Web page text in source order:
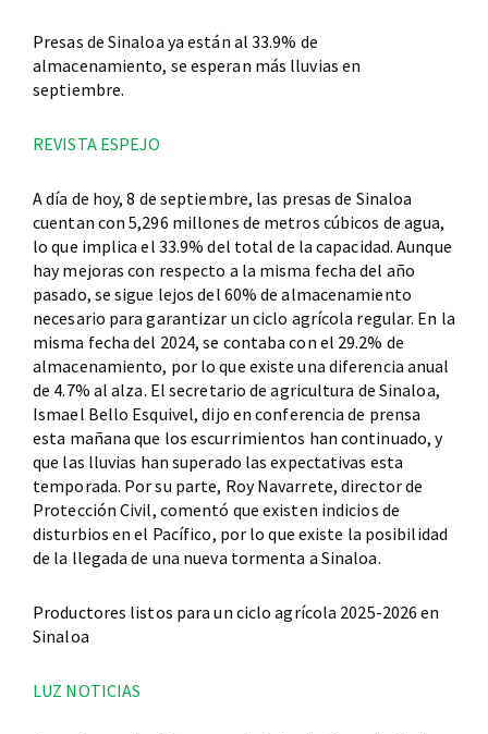
Presas de Sinaloa ya están al 33.9% de
almacenamiento, se esperan más lluvias en
septiembre.
REVISTA ESPEJO
A día de hoy, 8 de septiembre, las presas de Sinaloa
cuentan con 5,296 millones de metros cúbicos de agua,
lo que implica el 33.9% del total de la capacidad. Aunque
hay mejoras con respecto a la misma fecha del año
pasado, se sigue lejos del 60% de almacenamiento
necesario para garantizar un ciclo agrícola regular. En la
misma fecha del 2024, se contaba con el 29.2% de
almacenamiento, por lo que existe una diferencia anual
de 4.7% al alza. El secretario de agricultura de Sinaloa,
Ismael Bello Esquivel, dijo en conferencia de prensa
esta mañana que los escurrimientos han continuado, y
que las lluvias han superado las expectativas esta
temporada. Por su parte, Roy Navarrete, director de
Protección Civil, comentó que existen indicios de
disturbios en el Pacífico, por lo que existe la posibilidad
de la llegada de una nueva tormenta a Sinaloa.
Productores listos para un ciclo agrícola 2025-2026 en
Sinaloa
LUZ NOTICIAS